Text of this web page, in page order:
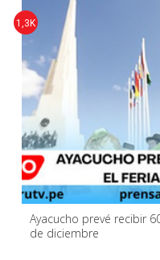
Ayacucho prevé recibir
de diciembre
1,3K